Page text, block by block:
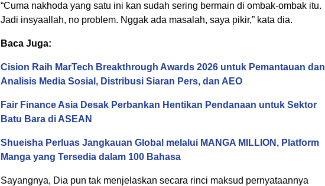
“Cuma nakhoda yang satu ini kan sudah sering bermain di ombak-ombak itu.
Jadi insyaallah, no problem. Nggak ada masalah, saya pikir,” kata dia.
Baca Juga:
Cision Raih MarTech Breakthrough Awards 2026 untuk Pemantauan dan
Analisis Media Sosial, Distribusi Siaran Pers, dan AEO
Fair Finance Asia Desak Perbankan Hentikan Pendanaan untuk Sektor
Batu Bara di ASEAN
Shueisha Perluas Jangkauan Global melalui MANGA MILLION, Platform
Manga yang Tersedia dalam 100 Bahasa
Sayangnya, Dia pun tak menjelaskan secara rinci maksud pernyataannya